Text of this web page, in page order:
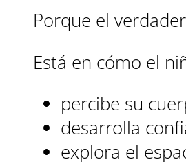
Porque el
Está en cómo el
percibe su
desarrolla
explora el